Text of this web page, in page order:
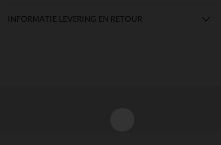
INFORMATIE LEVERING EN RETOUR